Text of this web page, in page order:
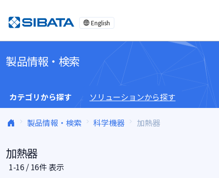
English
製品情報・検索
カテゴリから探す ソリューションから探す
製品情報・検索 科学機器 加熱器
加熱器
1-16 / 16件 表示